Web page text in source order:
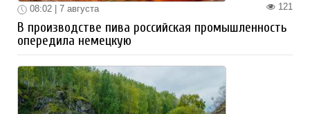
121
08:02 | 7 августа
В производстве пива российская промышленность
опередила немецкую